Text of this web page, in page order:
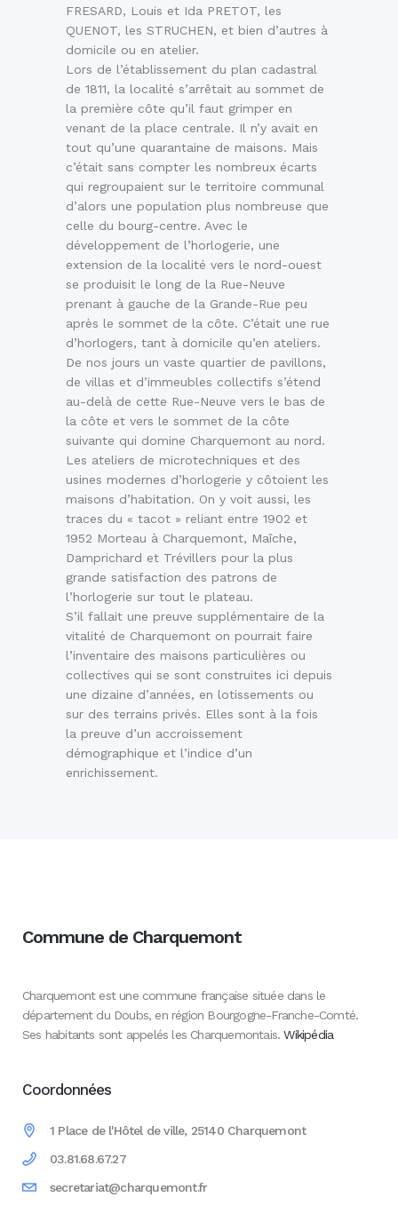
FRESARD, Louis et Ida PRETOT, les
QUENOT, les STRUCHEN, et bien d’autres à
domicile ou en atelier.
Lors de l’établissement du plan cadastral
de 1811, la localité s’arrêtait au sommet de
la première côte qu’il faut grimper en
venant de la place centrale. Il n’y avait en
tout qu’une quarantaine de maisons. Mais
c’était sans compter les nombreux écarts
qui regroupaient sur le territoire communal
d’alors une population plus nombreuse que
celle du bourg-centre. Avec le
développement de l’horlogerie, une
extension de la localité vers le nord-ouest
se produisit le long de la Rue-Neuve
prenant à gauche de la Grande-Rue peu
après le sommet de la côte. C’était une rue
d’horlogers, tant à domicile qu’en ateliers.
De nos jours un vaste quartier de pavillons,
de villas et d’immeubles collectifs s’étend
au-delà de cette Rue-Neuve vers le bas de
la côte et vers le sommet de la côte
suivante qui domine Charquemont au nord.
Les ateliers de microtechniques et des
usines modernes d’horlogerie y côtoient les
maisons d’habitation. On y voit aussi, les
traces du « tacot » reliant entre 1902 et
1952 Morteau à Charquemont, Maîche,
Damprichard et Trévillers pour la plus
grande satisfaction des patrons de
l’horlogerie sur tout le plateau.
S’il fallait une preuve supplémentaire de la
vitalité de Charquemont on pourrait faire
l’inventaire des maisons particulières ou
collectives qui se sont construites ici depuis
une dizaine d’années, en lotissements ou
sur des terrains privés. Elles sont à la fois
la preuve d’un accroissement
démographique et l’indice d’un
enrichissement.
Commune de Charquemont
Charquemont est une commune française située dans le
département du Doubs, en région Bourgogne-Franche-Comté.
Ses habitants sont appelés les Charquemontais.Wikipédia
Coordonnées
1 Place de l'Hôtel de ville, 25140 Charquemont
03.81.68.67.27
secretariat@charquemont.fr